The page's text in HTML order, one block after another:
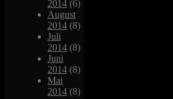
2014 (6)
August
2014 (8)
Juli
2014 (8)
Juni
2014 (8)
Mai
2014 (8)